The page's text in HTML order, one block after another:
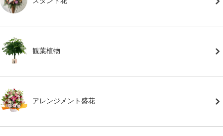
観葉植物
アレンジメント盛花